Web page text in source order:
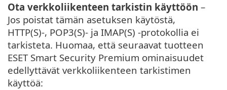
Ota verkkoliikenteen tarkistin käyttöön –
Jos poistat tämän asetuksen käytöstä,
HTTP(S)-, POP3(S)- ja IMAP(S) -protokollia ei
tarkisteta. Huomaa, että seuraavat tuotteen
ESET Smart Security Premium ominaisuudet
edellyttävät verkkoliikenteen tarkistimen
käyttöä: